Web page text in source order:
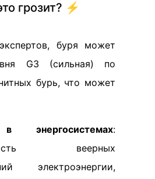
грозит? ⚡️
буря может
G3 (сильная) по
бурь, что может
энергосистемах:
веерных
электроэнергии,